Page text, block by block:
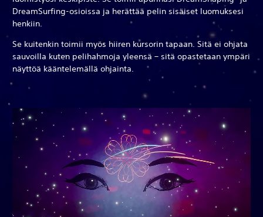
DreamSurfing-osioissa ja herättää pelin sisäiset luomuksesi
henkiin.
Se kuitenkin toimii myös hiiren kursorin tapaan. Sitä ei ohjata
sauvoilla kuten pelihahmoja yleensä – sitä opastetaan ympäri
näyttöä kääntelemällä ohjainta.